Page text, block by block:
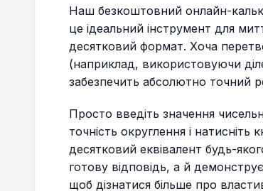
Наш безкоштовний онлайн-
це ідеальний інструмент для
десятковий формат. Хоча
(наприклад, використовуючи
забезпечить абсолютно точний
Просто введіть значення
точність округлення і
десятковий еквівалент будь-
готову відповідь, а й
щоб дізнатися більше про